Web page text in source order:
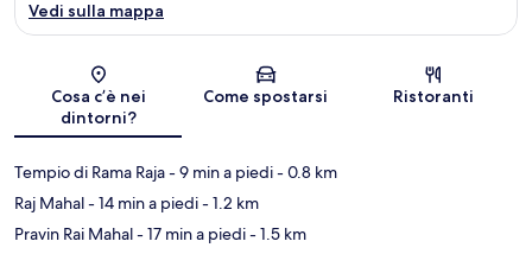
Mappa
Vedi sulla mappa
Cosa c’è nei
dintorni?
Come spostarsi Ristoranti
Tempio di Rama Raja- 9 min a piedi- 0.8 km
Raj Mahal- 14 min a piedi- 1.2 km
Pravin Rai Mahal- 17 min a piedi- 1.5 km